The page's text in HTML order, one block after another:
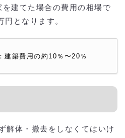
建てた場合の費用の相場で
となります。
建築費用の約10％〜20％
解体・撤去をしなくてはいけ